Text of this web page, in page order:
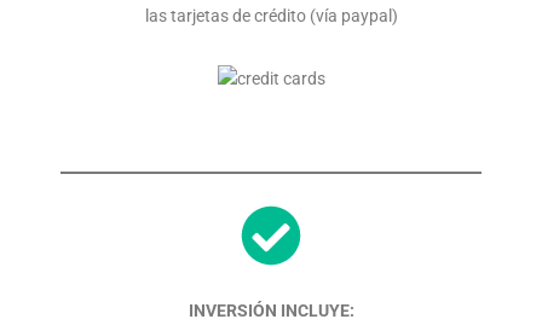
las tarjetas de crédito (vía paypal)
INVERSIÓN INCLUYE: